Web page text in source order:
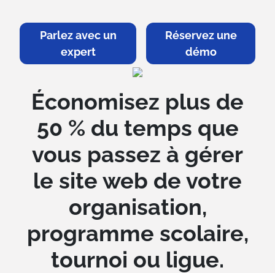
Parlez avec un
expert
Réservez une
démo
Économisez plus de
50 % du temps que
vous passez à gérer
le site web de votre
organisation,
programme scolaire,
tournoi ou ligue.